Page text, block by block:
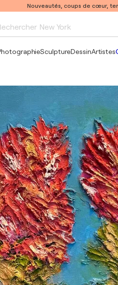
Nouveautés, coups de cœur,
New York
Pablo Picasso
SculptureDessinArtistes